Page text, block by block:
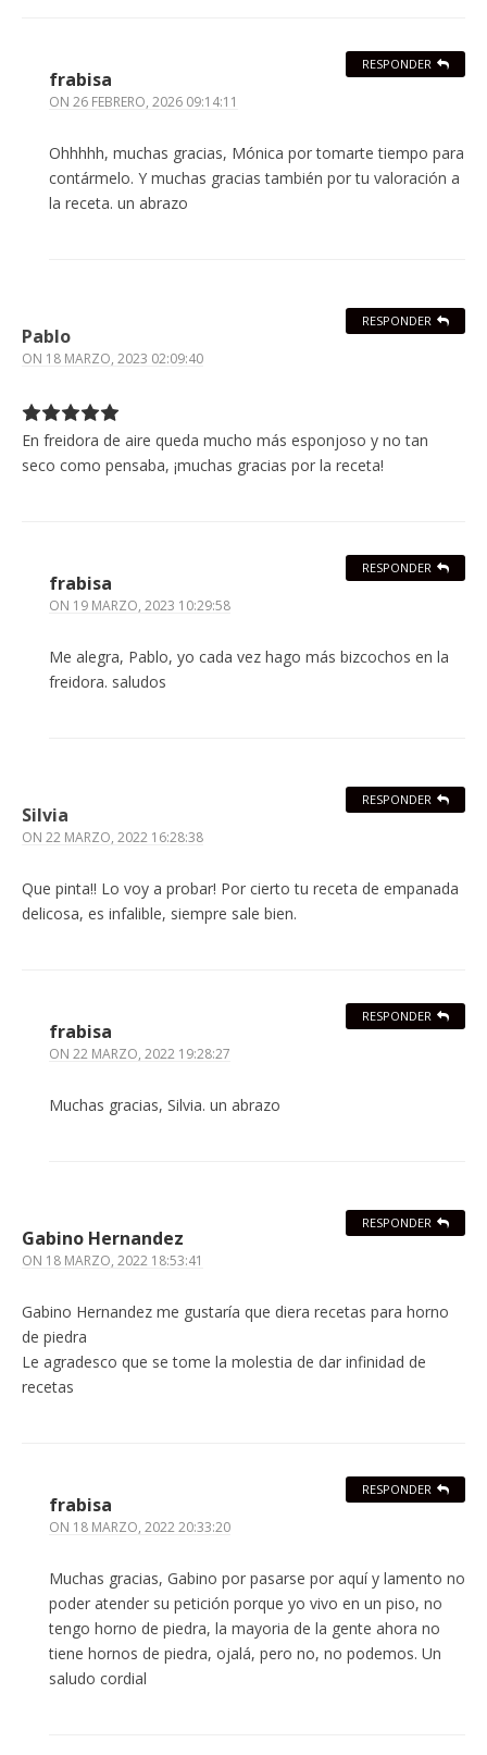
frabisa
ON 26 FEBRERO, 2026 09:14:11
Ohhhhh, muchas gracias, Mónica por tomarte tiempo para
contármelo. Y muchas gracias también por tu valoración a
la receta. un abrazo
RESPONDER
Pablo
ON 18 MARZO, 2023 02:09:40
En freidora de aire queda mucho más esponjoso y no tan
seco como pensaba, ¡muchas gracias por la receta!
RESPONDER
frabisa
ON 19 MARZO, 2023 10:29:58
Me alegra, Pablo, yo cada vez hago más bizcochos en la
freidora. saludos
RESPONDER
Silvia
ON 22 MARZO, 2022 16:28:38
Que pinta!! Lo voy a probar! Por cierto tu receta de empanada
delicosa, es infalible, siempre sale bien.
RESPONDER
frabisa
ON 22 MARZO, 2022 19:28:27
Muchas gracias, Silvia. un abrazo
RESPONDER
Gabino Hernandez
ON 18 MARZO, 2022 18:53:41
Gabino Hernandez me gustaría que diera recetas para horno
de piedra
Le agradesco que se tome la molestia de dar infinidad de
recetas
RESPONDER
frabisa
ON 18 MARZO, 2022 20:33:20
Muchas gracias, Gabino por pasarse por aquí y lamento no
poder atender su petición porque yo vivo en un piso, no
tengo horno de piedra, la mayoria de la gente ahora no
tiene hornos de piedra, ojalá, pero no, no podemos. Un
saludo cordial
RESPONDER